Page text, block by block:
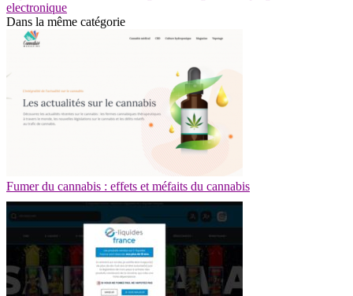
electronique
Dans la même catégorie
Fumer du cannabis : effets et méfaits du cannabis